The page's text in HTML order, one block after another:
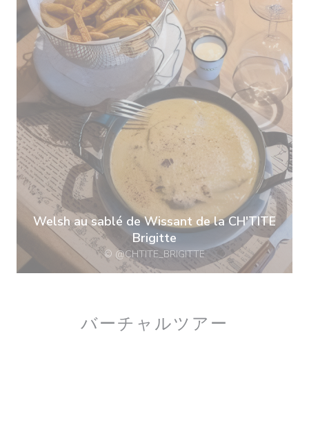
Welsh au sablé de Wissant de la CH'TITE
Brigitte
© @CHTITE_BRIGITTE
バーチャルツアー